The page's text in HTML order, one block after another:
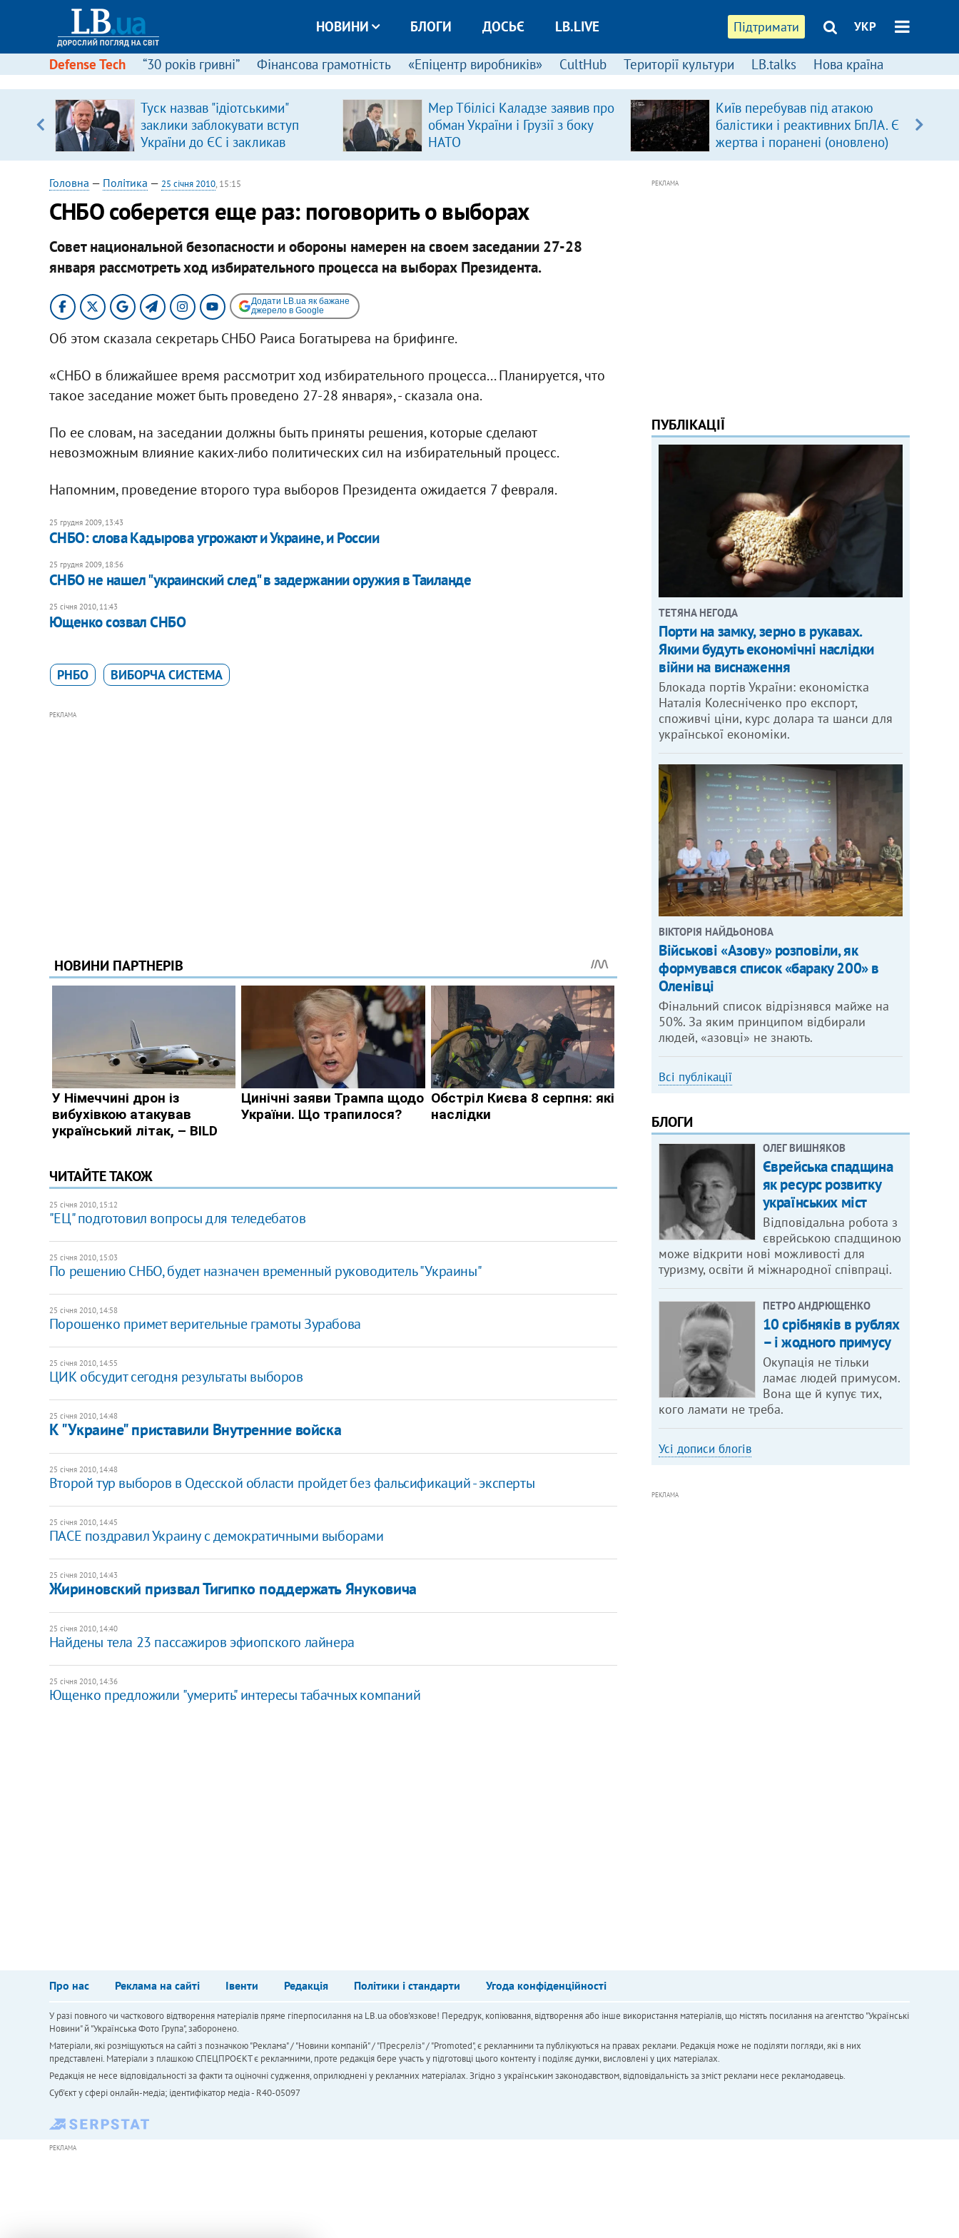
Підтримати УКР
НОВИНИ БЛОГИ ДОСЬЄ LB.LIVE
Defense Tech “30 років гривні” Фінансова грамотність «Епіцентр виробників» CultHub Території культури LB.talks Нова країна
Туск назвав "ідіотськими"
заклики заблокувати вступ
України до ЄС і закликав
припинити антиукраїнську
риторику
Мер Тбілісі Каладзе заявив про
обман України і Грузії з боку
НАТО
Київ перебував під атакою
балістики і реактивних БпЛА. Є
жертва і поранені (оновлено)
Головна — Політика — 25 січня 2010, 15:15
СНБО соберется еще раз: поговорить о выборах
Совет национальной безопасности и обороны намерен на своем заседании 27-28
января рассмотреть ход избирательного процесса на выборах Президента.
Додати LB.ua як бажане
джерело в Google
Об этом сказала секретарь СНБО Раиса Богатырева на брифинге.
«СНБО в ближайшее время рассмотрит ход избирательного процесса... Планируется, что
такое заседание может быть проведено 27-28 января», - сказала она.
По ее словам, на заседании должны быть приняты решения, которые сделают
невозможным влияние каких-либо политических сил на избирательный процесс.
Напомним, проведение второго тура выборов Президента ожидается 7 февраля.
25 грудня 2009, 13:43
СНБО: слова Кадырова угрожают и Украине, и России
25 грудня 2009, 18:56
СНБО не нашел "украинский след" в задержании оружия в Таиланде
25 січня 2010, 11:43
Ющенко созвал СНБО
РНБО ВИБОРЧА СИСТЕМА
РЕКЛАМА
ЧИТАЙТЕ ТАКОЖ
25 січня 2010, 15:12
"ЕЦ" подготовил вопросы для теледебатов
25 січня 2010, 15:03
По решению СНБО, будет назначен временный руководитель "Украины"
25 січня 2010, 14:58
Порошенко примет верительные грамоты Зурабова
25 січня 2010, 14:55
ЦИК обсудит сегодня результаты выборов
25 січня 2010, 14:48
К "Украине" приставили Внутренние войска
25 січня 2010, 14:48
Второй тур выборов в Одесской области пройдет без фальсификаций - эксперты
25 січня 2010, 14:45
ПАСЕ поздравил Украину с демократичными выборами
25 січня 2010, 14:43
Жириновский призвал Тигипко поддержать Януковича
25 січня 2010, 14:40
Найдены тела 23 пассажиров эфиопского лайнера
25 січня 2010, 14:36
Ющенко предложили "умерить" интересы табачных компаний
РЕКЛАМА
ПУБЛІКАЦІЇ
ТЕТЯНА НЕГОДА
Порти на замку, зерно в рукавах.
Якими будуть економічні наслідки
війни на виснаження
Блокада портів України: економістка
Наталія Колесніченко про експорт,
споживчі ціни, курс долара та шанси для
української економіки.
ВІКТОРІЯ НАЙДЬОНОВА
Військові «Азову» розповіли, як
формувався список «бараку 200» в
Оленівці
Фінальний список відрізнявся майже на
50%. За яким принципом відбирали
людей, «азовці» не знають.
Всі публікації
БЛОГИ
ОЛЕГ ВИШНЯКОВ
Єврейська спадщина
як ресурс розвитку
українських міст
Відповідальна робота з
єврейською спадщиною
може відкрити нові можливості для
туризму, освіти й міжнародної співпраці.
ПЕТРО АНДРЮЩЕНКО
10 срібняків в рублях
– і жодного примусу
Окупація не тільки
ламає людей примусом.
Вона ще й купує тих,
кого ламати не треба.
Усі дописи блогів
РЕКЛАМА
Про нас Реклама на сайті Івенти Редакція Політики і стандарти Угода конфіденційності
У разі повного чи часткового відтворення матеріалів пряме гіперпосилання на LB.ua обов'язкове! Передрук, копіювання, відтворення або інше використання матеріалів, що містять посилання на агентство "Українськi
Новини" й "Українська Фото Група", заборонено.
Матеріали, які розміщуються на сайті з позначкою "Реклама" / "Новини компаній" / "Пресреліз" / "Promoted", є рекламними та публікуються на правах реклами. Редакція може не поділяти погляди, які в них
представлені. Матеріали з плашкою СПЕЦПРОЄКТ є рекламними, проте редакція бере участь у підготовці цього контенту і поділяє думки, висловлені у цих матеріалах.
Редакція не несе відповідальності за факти та оціночні судження, оприлюднені у рекламних матеріалах. Згідно з українським законодавством, відповідальність за зміст реклами несе рекламодавець.
Cуб'єкт у сфері онлайн-медіа; ідентифікатор медіа - R40-05097
РЕКЛАМА